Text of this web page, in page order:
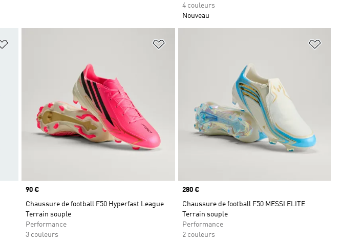
4 couleurs
Nouveau
Prix
90 €
Chaussure de football F50 Hyperfast League
Terrain souple
Performance
3 couleurs
Prix
280 €
Chaussure de football F50 MESSI ELITE
Terrain souple
Performance
2 couleurs